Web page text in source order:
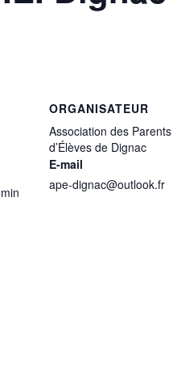
ORGANISATEUR
Association des Parents
d’Élèves de Dignac
E-mail
ape-dignac@outlook.fr